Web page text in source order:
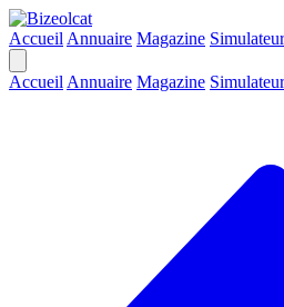
Accueil Annuaire Magazine Simulateur
Accueil Annuaire Magazine Simulateur